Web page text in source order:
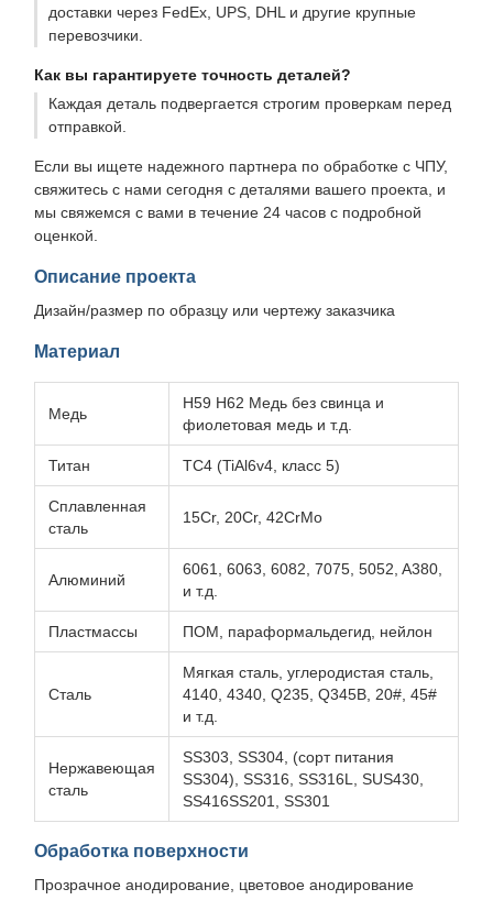
доставки через FedEx, UPS, DHL и другие крупные
перевозчики.
Как вы гарантируете точность деталей?
Каждая деталь подвергается строгим проверкам перед
отправкой.
Если вы ищете надежного партнера по обработке с ЧПУ,
свяжитесь с нами сегодня с деталями вашего проекта, и
мы свяжемся с вами в течение 24 часов с подробной
оценкой.
Описание проекта
Дизайн/размер по образцу или чертежу заказчика
Материал
Медь
H59 H62 Медь без свинца и
фиолетовая медь и т.д.
Титан TC4 (TiAl6v4, класс 5)
Сплавленная
сталь
15Cr, 20Cr, 42CrMo
Алюминий
6061, 6063, 6082, 7075, 5052, A380,
и т.д.
Пластмассы ПОМ, параформальдегид, нейлон
Сталь
Мягкая сталь, углеродистая сталь,
4140, 4340, Q235, Q345B, 20#, 45#
и т.д.
Нержавеющая
сталь
SS303, SS304, (сорт питания
SS304), SS316, SS316L, SUS430,
SS416SS201, SS301
Обработка поверхности
Прозрачное анодирование, цветовое анодирование